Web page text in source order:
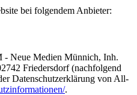
bei folgendem Anbieter:
Neue Medien Münnich, Inh.
Friedersdorf (nachfolgend
Datenschutzerklärung von All-
.